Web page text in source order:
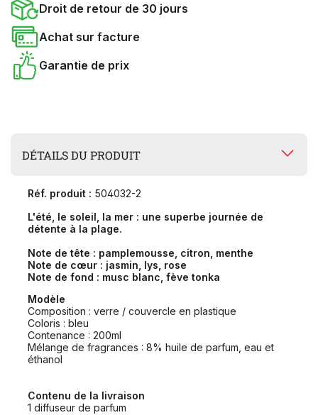
Droit de retour de 30 jours
Achat sur facture
Garantie de prix
DÉTAILS DU PRODUIT
Réf. produit : 504032-2
L'été, le soleil, la mer : une superbe journée de
détente à la plage.
Note de tête : pamplemousse, citron, menthe
Note de cœur : jasmin, lys, rose
Note de fond : musc blanc, fève tonka
Modèle
Composition : verre / couvercle en plastique
Coloris : bleu
Contenance : 200ml
Mélange de fragrances : 8% huile de parfum, eau et
éthanol
Contenu de la livraison
1 diffuseur de parfum